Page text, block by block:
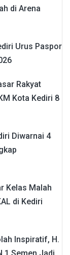
di Arena
Urus Paspor
Rakyat
Kota Kediri 8
Diwarnai 4
Kelas Malah
di Kediri
Inspiratif, H.